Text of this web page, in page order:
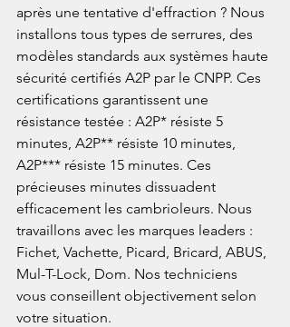
après une tentative d'effraction ? Nous
installons tous types de serrures, des
modèles standards aux systèmes haute
sécurité certifiés A2P par le CNPP. Ces
certifications garantissent une
résistance testée : A2P* résiste 5
minutes, A2P** résiste 10 minutes,
A2P*** résiste 15 minutes. Ces
précieuses minutes dissuadent
efficacement les cambrioleurs. Nous
travaillons avec les marques leaders :
Fichet, Vachette, Picard, Bricard, ABUS,
Mul-T-Lock, Dom. Nos techniciens
vous conseillent objectivement selon
votre situation.